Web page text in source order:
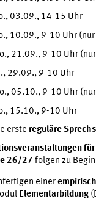
03.09., 14-15 Uhr
10.09., 9-10 Uhr (nur
21.09., 9-10 Uhr
29.09., 9-10 Uhr
05.10., 9-10 Uhr
15.10., 9-10 Uhr
erste reguläre
26/27 folgen zu
einer
Elementarbildung